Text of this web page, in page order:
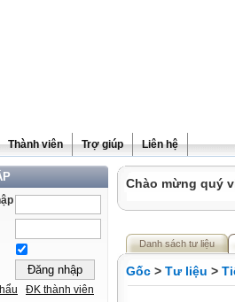
Thành viên Trợ giúp Liên hệ
ĐK thành viên
Chào mừng quý
Danh sách tư liệu
Gốc > Tư liệu >